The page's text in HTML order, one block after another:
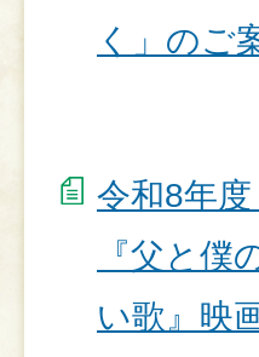
く」のご
令和8年
『父と僕
い歌』映